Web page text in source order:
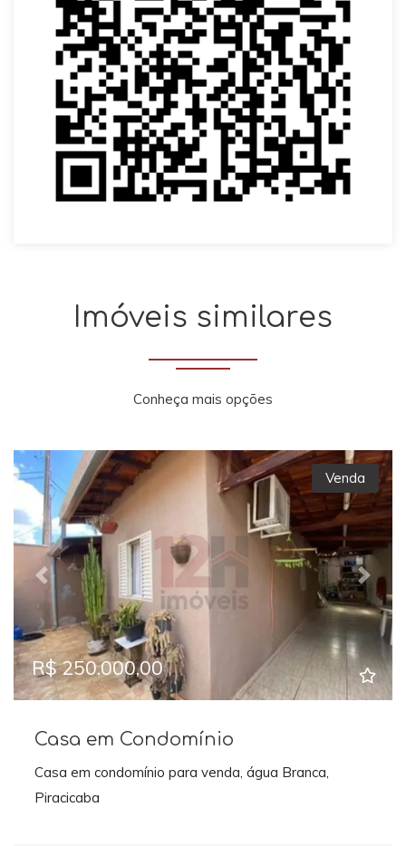
Imóveis similares
Conheça mais opções
Previous Next
Venda
R$ 250.000,00
Casa em Condomínio
Casa em condomínio para venda, água Branca,
Piracicaba